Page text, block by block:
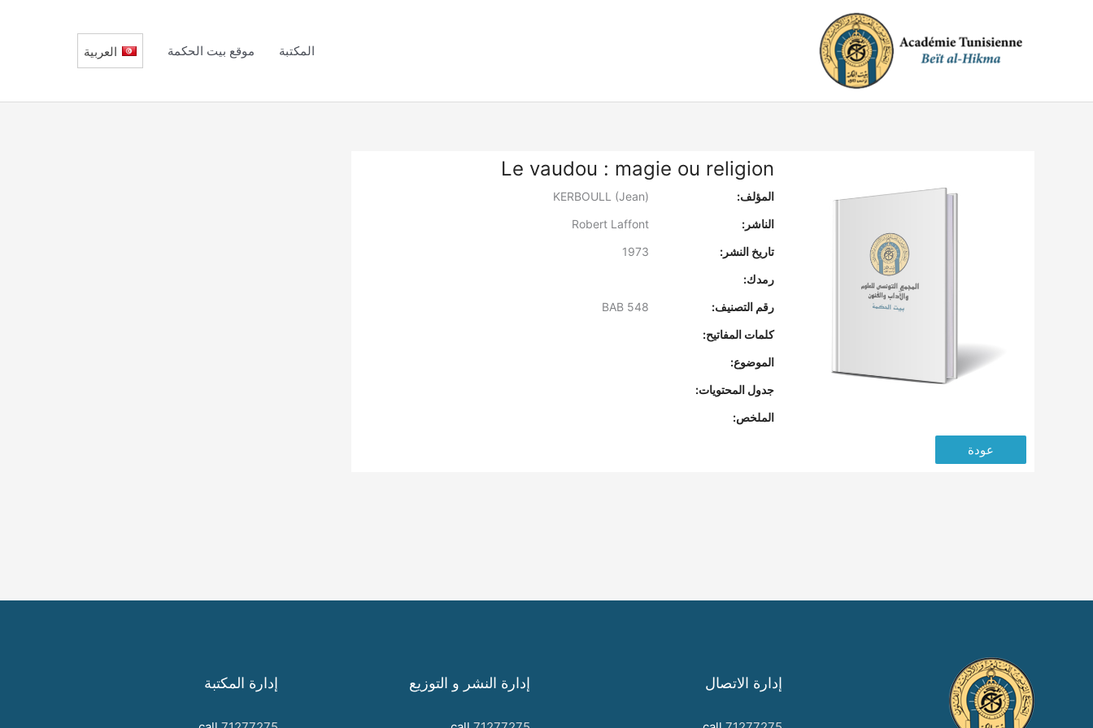
المكتبة موقع بيت الحكمة العربية
Le vaudou : magie ou religion
المؤلف:
الناشر:
تاريخ النشر:
رمدك:
رقم التصنيف:
كلمات المفاتيح:
الموضوع:
جدول المحتويات:
الملخص:
عودة
إدارة الاتصال إدارة النشر و التوزيع إدارة المكتبة